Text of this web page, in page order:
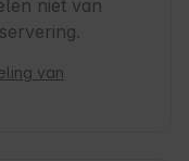
niet van
van